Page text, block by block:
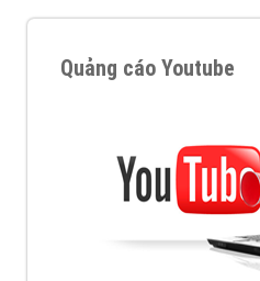
Quảng cáo Youtube